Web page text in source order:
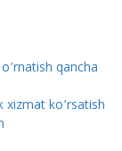
qancha
xizmat ko’rsatish